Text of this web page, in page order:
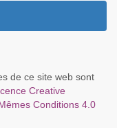
de ce site web sont
Creative
Conditions 4.0